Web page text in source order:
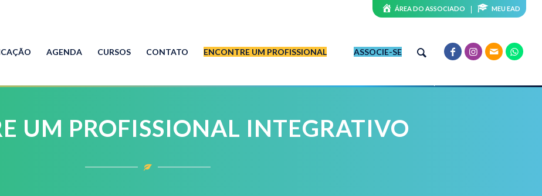
ÁREA DO ASSOCIADO MEU EAD
AGENDA CURSOS CONTATO ENCONTRE UM PROFISSIONAL ASSOCIE-SE
UM PROFISSIONAL INTEGRATIVO